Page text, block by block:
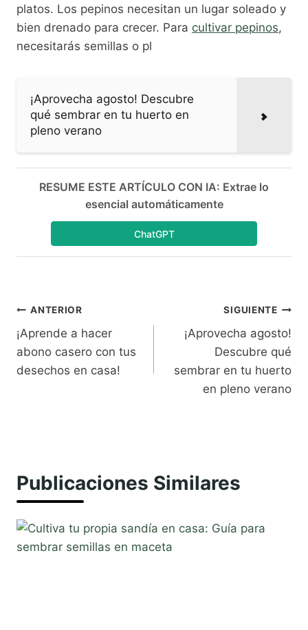
platos. Los pepinos necesitan un lugar soleado y
bien drenado para crecer. Para cultivar pepinos,
necesitarás semillas o pl
¡Aprovecha agosto! Descubre
qué sembrar en tu huerto en
pleno verano
RESUME ESTE ARTÍCULO CON IA: Extrae lo
esencial automáticamente
ChatGPT
Navegación
de
entradas
ANTERIOR
¡Aprende a hacer
abono casero con tus
desechos en casa!
SIGUIENTE
¡Aprovecha agosto!
Descubre qué
sembrar en tu huerto
en pleno verano
Publicaciones Similares